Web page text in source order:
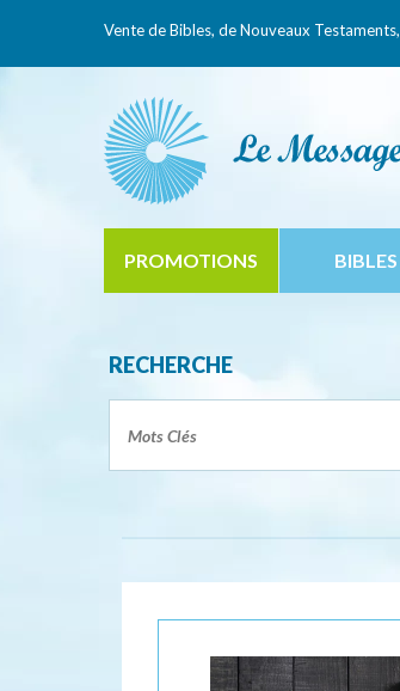
Vente de Bibles, de Nouveaux Testaments,
PROMOTIONS BIBLES
RECHERCHE